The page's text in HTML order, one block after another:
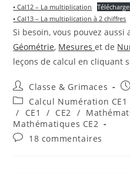
• Cal12 – La multiplication
• Cal13 – La multiplication à 2 chiffres
Si besoin, vous pouvez
Géométrie, Mesureset de
leçons de calcul en cliquant
Auteur/autrice
de
la
publication :
Classe & Grimaces
Post
category:
Calcul Numération CE1
/
CE1 / CE2 /
Mathématiques CE2
Commentaires
18 commentaires